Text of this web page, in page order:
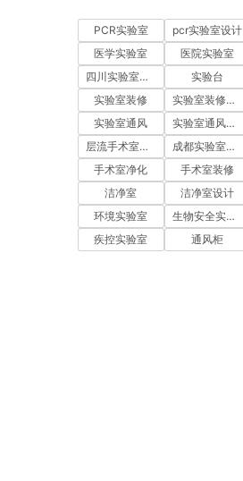
PCR实验室 pcr实验室设计
医学实验室
医院实验室
四川实验室设计
实验台
实验室装修
实验室装修设计
实验室通风
实验室通风系统
层流手术室净化
成都实验室装修
手术室净化
手术室装修
洁净室
洁净室设计
环境实验室
生物安全实验室
疾控实验室
通风柜